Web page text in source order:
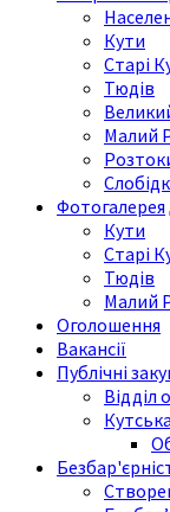
Кути
Старі
Тюдів
Малий
Фотогалерея
Кути
Старі
Тюдів
Малий
Оголошення
Вакансії
Публічні
Відділ